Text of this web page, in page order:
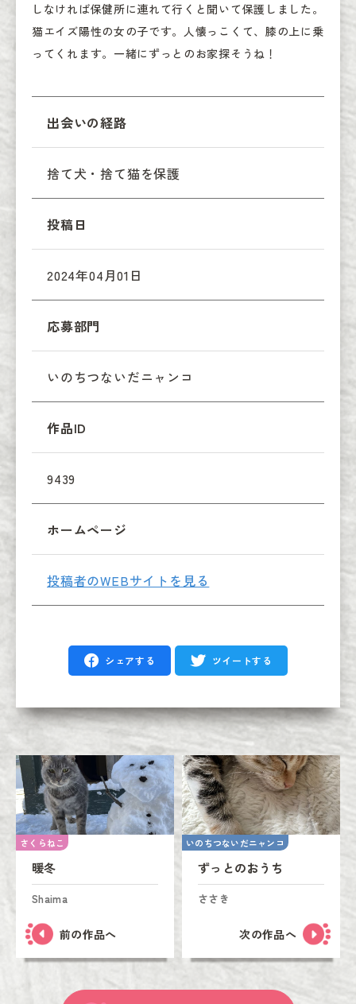
しなければ保健所に連れて行くと聞いて保護しました。
猫エイズ陽性の女の子です。人懐っこくて、膝の上に乗
ってくれます。一緒にずっとのお家探そうね！
出会いの経路
捨て犬・捨て猫を保護
投稿日
2024年04月01日
応募部門
いのちつないだニャンコ
作品ID
9439
ホームページ
投稿者のWEBサイトを見る
シェアする ツイートする
さくらねこ
暖冬
Shaima
前の作品へ
いのちつないだニャンコ
ずっとのおうち
ささき
次の作品へ